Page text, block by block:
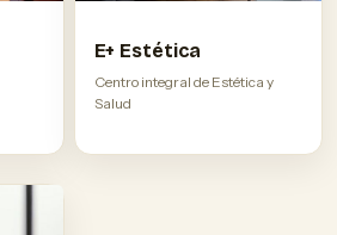
E+ Estética
Centro integral de Estética y
Salud